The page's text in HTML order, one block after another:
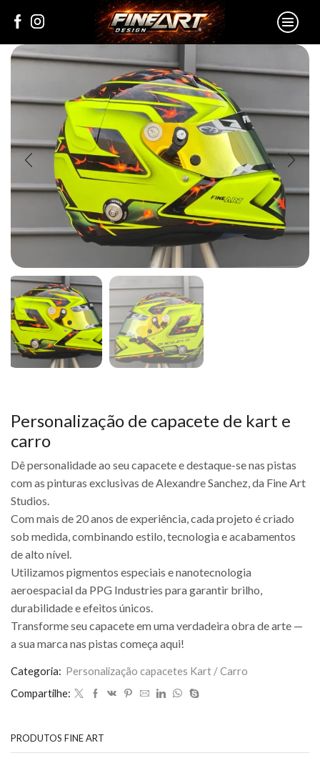
Personalização de capacete de kart e
carro
Dê personalidade ao seu capacete e destaque-se nas pistas
com as pinturas exclusivas de Alexandre Sanchez, da Fine Art
Studios.
Com mais de 20 anos de experiência, cada projeto é criado
sob medida, combinando estilo, tecnologia e acabamentos
de alto nível.
Utilizamos pigmentos especiais e nanotecnologia
aeroespacial da PPG Industries para garantir brilho,
durabilidade e efeitos únicos.
Transforme seu capacete em uma verdadeira obra de arte —
a sua marca nas pistas começa aqui!
Categoria: Personalização capacetes Kart / Carro
Compartilhe:
PRODUTOS FINE ART